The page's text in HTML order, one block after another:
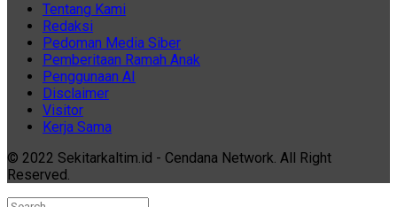
Tentang Kami
Redaksi
Pedoman Media Siber
Pemberitaan Ramah Anak
Penggunaan AI
Disclaimer
Visitor
Kerja Sama
© 2022 Sekitarkaltim.id - Cendana Network. All Right
Reserved.